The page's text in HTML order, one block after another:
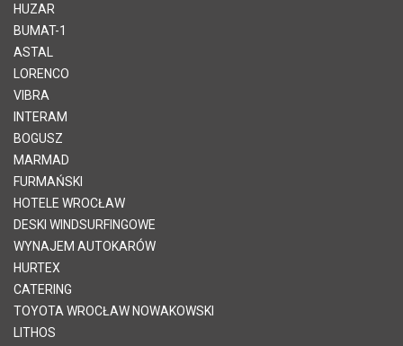
HUZAR
BUMAT-1
ASTAL
LORENCO
VIBRA
INTERAM
BOGUSZ
MARMAD
FURMAŃSKI
HOTELE WROCŁAW
DESKI WINDSURFINGOWE
WYNAJEM AUTOKARÓW
HURTEX
CATERING
TOYOTA WROCŁAW NOWAKOWSKI
LITHOS